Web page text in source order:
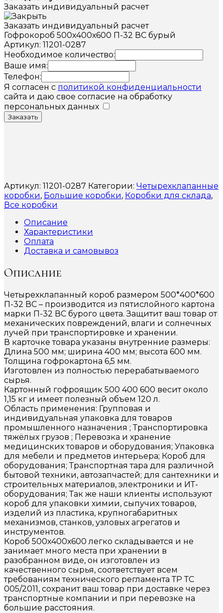
Заказать индивидуальный расчет
Заказать индивидуальный расчет
Гофрокороб 500х400х600 П-32 ВС бурый
Артикул: 11201-0287
Необходимое количество:
Ваше имя:
Телефон:
Я согласен с политикой конфиденциальности
сайта и даю свое согласие на обработку
персональных данных
Заказать
Артикул: 11201-0287 Категории: Четырехклапанные
коробки, Большие коробки, Коробки для склада,
Все коробки
Описание
Характеристики
Оплата
Доставка и самовывоз
Описание
Четырехклапанный короб размером 500*400*600
П-32 ВС – производится из пятислойного картона
марки П-32 ВС бурого цвета. Защитит ваш товар от
механических повреждений, влаги и солнечных
лучей при транспортировке и хранении.
В карточке товара указаны внутренние размеры:
Длина 500 мм; ширина 400 мм; высота 600 мм.
Толщина гофрокартона 6,5 мм.
Изготовлен из полностью перерабатываемого
сырья.
Картонный гофроящик 500 400 600 весит около
1,15 кг и имеет полезный объем 120 л.
Область применения: Групповая и
индивидуальная упаковка для товаров
промышленного назначения ; Транспортировка
тяжёлых грузов ; Перевозка и хранение
медицинских товаров и оборудования; Упаковка
для мебели и предметов интерьера; Короб для
оборудования; Транспортная тара для различной
бытовой техники, автозапчастей; для сантехники и
строительных материалов, электроники и ИТ-
оборудования; Так же наши клиенты используют
короб для упаковки химии, сыпучих товаров,
изделий из пластика, крупногабаритных
механизмов, станков, узловых агрегатов и
инструментов.
Короб 500х400х600 легко складывается и не
занимает много места при хранении в
разобранном виде, он изготовлен из
качественного сырья, соответствует всем
требованиям технического регламента ТР ТС
005/2011, сохранит ваш товар при доставке через
транспортные компании и при перевозке на
большие расстояния.